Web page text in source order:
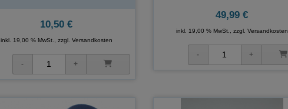
10,50 €
inkl. 19,00 % MwSt., zzgl. Versandkosten
49,99 €
inkl. 19,00 % MwSt., zzgl. Versandkosten